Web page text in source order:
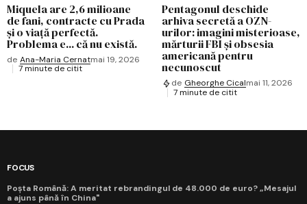
Miquela are 2,6 milioane
de fani, contracte cu Prada
și o viață perfectă.
Problema e... că nu există.
de Ana-Maria Cernatmai 19, 2026
7 minute de citit
Pentagonul deschide
arhiva secretă a OZN-
urilor: imagini misterioase,
mărturii FBI și obsesia
americană pentru
necunoscut
de Gheorghe Cicalmai 11, 2026
7 minute de citit
FOCUS
Poșta Română: A meritat rebrandingul de 48.000 de euro? „Mesajul
a ajuns până în China"